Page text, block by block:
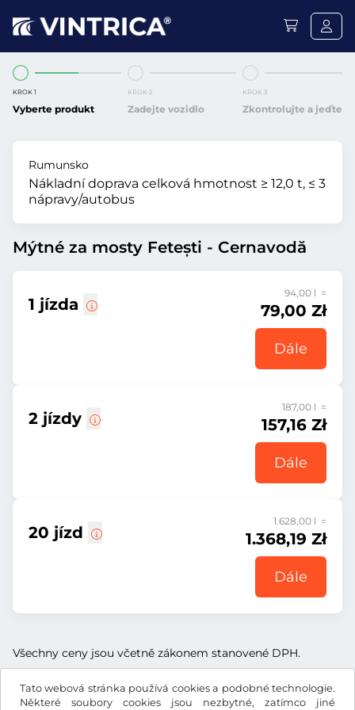
Tato webová stránka používá cookies a podobné technologie.
Některé soubory cookies jsou nezbytné, zatímco jiné
KROK 1
Vyberte produkt
KROK 2
Zadejte vozidlo
KROK 3
Zkontrolujte a jeďte
Rumunsko
Nákladní doprava celková hmotnost ≥ 12,0 t, ≤ 3
nápravy/autobus
Mýtné za mosty Fetești - Cernavodă
1 jízda
94,00 l =
79,00 Zł
Dále
2 jízdy
187,00 l =
157,16 Zł
Dále
20 jízd
1.628,00 l =
1.368,19 Zł
Dále
Všechny ceny jsou včetně zákonem stanovené DPH.